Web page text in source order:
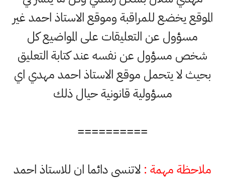
الموقع يخضع للمراقبة وموقع الاستاذ احمد غير
مسؤول عن التعليقات على المواضيع كل
شخص مسؤول عن نفسه عند كتابة التعليق
بحيث لا يتحمل موقع الاستاذ احمد مهدي اي
مسؤولية قانونية حيال ذلك
==========
ملاحظة مهمة : لاتنسى دائما ان للاستاذ احمد